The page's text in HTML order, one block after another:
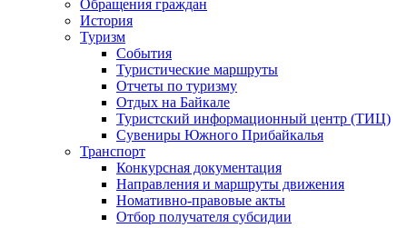
Обращения граждан
История
Туризм
События
Туристические маршруты
Отчеты по туризму
Отдых на Байкале
Туристский информационный центр (ТИЦ)
Сувениры Южного Прибайкалья
Транспорт
Конкурсная документация
Направления и маршруты движения
Номативно-правовые акты
Отбор получателя субсидии